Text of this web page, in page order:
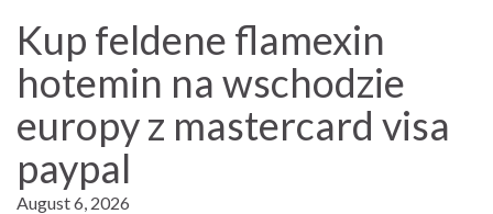
Kup feldene flamexin
hotemin na wschodzie
europy z mastercard visa
paypal
August 6, 2026